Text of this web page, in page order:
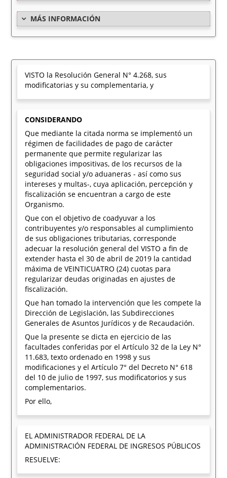
MÁS INFORMACIÓN
VISTO la Resolución General N° 4.268, sus
modificatorias y su complementaria, y
CONSIDERANDO
Que mediante la citada norma se implementó un
régimen de facilidades de pago de carácter
permanente que permite regularizar las
obligaciones impositivas, de los recursos de la
seguridad social y/o aduaneras - así como sus
intereses y multas-, cuya aplicación, percepción y
fiscalización se encuentran a cargo de este
Organismo.
Que con el objetivo de coadyuvar a los
contribuyentes y/o responsables al cumplimiento
de sus obligaciones tributarias, corresponde
adecuar la resolución general del VISTO a fin de
extender hasta el 30 de abril de 2019 la cantidad
máxima de VEINTICUATRO (24) cuotas para
regularizar deudas originadas en ajustes de
fiscalización.
Que han tomado la intervención que les compete la
Dirección de Legislación, las Subdirecciones
Generales de Asuntos Jurídicos y de Recaudación.
Que la presente se dicta en ejercicio de las
facultades conferidas por el Artículo 32 de la Ley N°
11.683, texto ordenado en 1998 y sus
modificaciones y el Artículo 7° del Decreto N° 618
del 10 de julio de 1997, sus modificatorios y sus
complementarios.
Por ello,
EL ADMINISTRADOR FEDERAL DE LA
ADMINISTRACIÓN FEDERAL DE INGRESOS PÚBLICOS
RESUELVE: